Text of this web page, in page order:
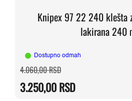
Knipex 97 22 240 klešta
lakirana 240
Dostupno odmah
4.060,00RSDOriginalna
cena
bila:
4.060,00 RSD.
3.250,00RSD
Trenutna
cena
3.250,00 RSD.